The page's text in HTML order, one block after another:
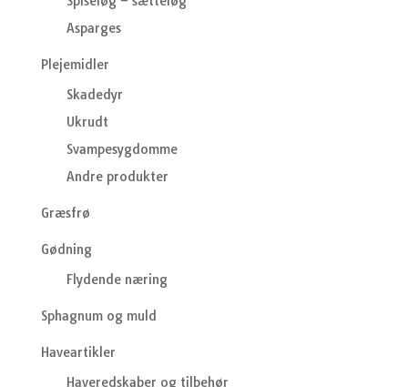
Asparges
Plejemidler
Skadedyr
Ukrudt
Svampesygdomme
Andre produkter
Græsfrø
Gødning
Flydende næring
Sphagnum og muld
Haveartikler
Haveredskaber og tilbehør